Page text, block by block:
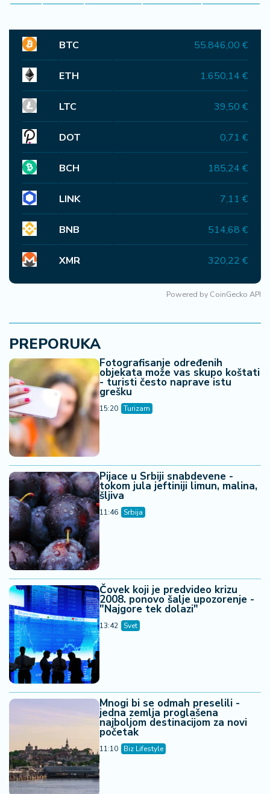
BTC 55.846,00 €
ETH 1.650,14 €
LTC 39,50 €
DOT 0,71 €
BCH 185,24 €
LINK 7,11 €
BNB 514,68 €
XMR 320,22 €
Powered by CoinGecko API
PREPORUKA
Fotografisanje određenih
objekata može vas skupo koštati
- turisti često naprave istu
grešku
15:20 Turizam
Pijace u Srbiji snabdevene -
tokom jula jeftiniji limun, malina,
šljiva
11:46 Srbija
Čovek koji je predvideo krizu
2008. ponovo šalje upozorenje -
"Najgore tek dolazi"
13:42 Svet
Mnogi bi se odmah preselili -
jedna zemlja proglašena
najboljom destinacijom za novi
početak
11:10 Biz Lifestyle